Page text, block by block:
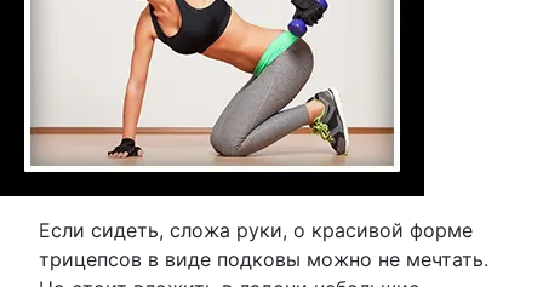
Если сидеть, сложа руки, о красивой форме
трицепсов в виде подковы можно не мечтать.